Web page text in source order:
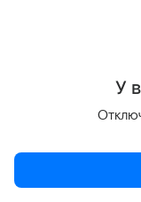
инструмента.
более
сохранении их
У